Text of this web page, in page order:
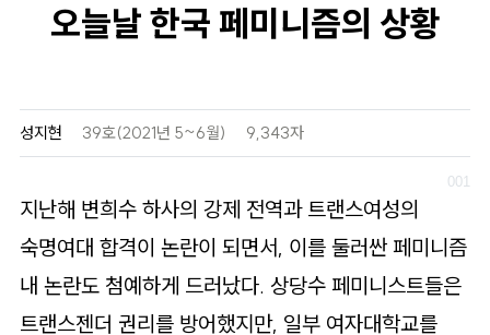
오늘날 한국 페미니즘의 상황
성지현 39호(2021년 5~6월) 9,343자
지난해 변희수 하사의 강제 전역과 트랜스여성의
숙명여대 합격이 논란이 되면서, 이를 둘러싼 페미니즘
내 논란도 첨예하게 드러났다. 상당수 페미니스트들은
트랜스젠더 권리를 방어했지만, 일부 여자대학교를